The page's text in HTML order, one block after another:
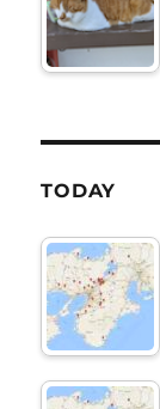
TODAY